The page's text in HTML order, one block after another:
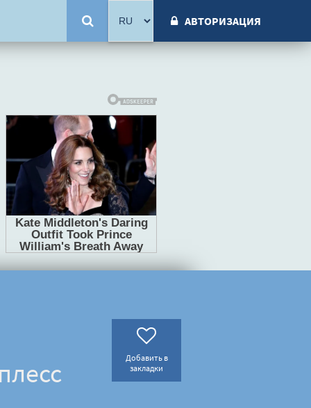
АВТОРИЗАЦИЯ
Добавить в
закладки